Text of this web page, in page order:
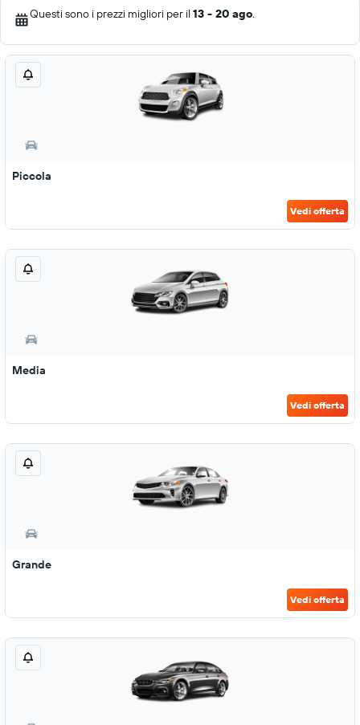
Questi sono i prezzi migliori per il 13 - 20 ago.
Piccola
Vedi offerta
Media
Vedi offerta
Grande
Vedi offerta